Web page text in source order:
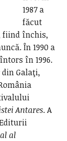
1987 a
făcut
fiind închis,
În 1990 a
în 1996.
din Galaţi,
Antares. A
al